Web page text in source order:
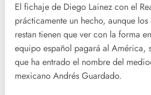
El fichaje de Diego Lainez con el
prácticamente un hecho, aunque los
restan tienen que ver con la forma
equipo español pagará al América,
que ha entrado el nombre del
mexicano Andrés Guardado.